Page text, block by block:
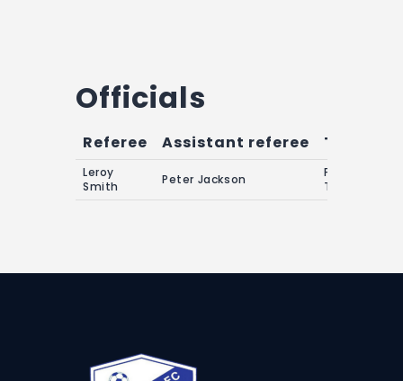
Officials
Referee Assistant referee
Leroy
Smith
Peter Jackson
Franklin Rhys
Theodore